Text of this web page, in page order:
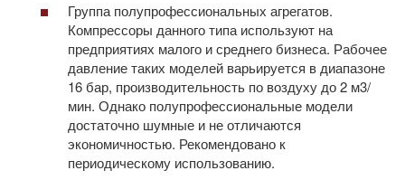
Группа полупрофессиональных агрегатов.
Компрессоры данного типа используют на
предприятиях малого и среднего бизнеса. Рабочее
давление таких моделей варьируется в диапазоне
16 бар, производительность по воздуху до 2 м3/
мин. Однако полупрофессиональные модели
достаточно шумные и не отличаются
экономичностью. Рекомендовано к
периодическому использованию.